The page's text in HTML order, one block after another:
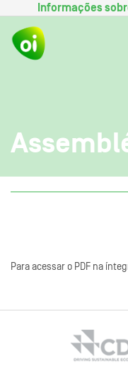
Informações
Para acessar o PDF na